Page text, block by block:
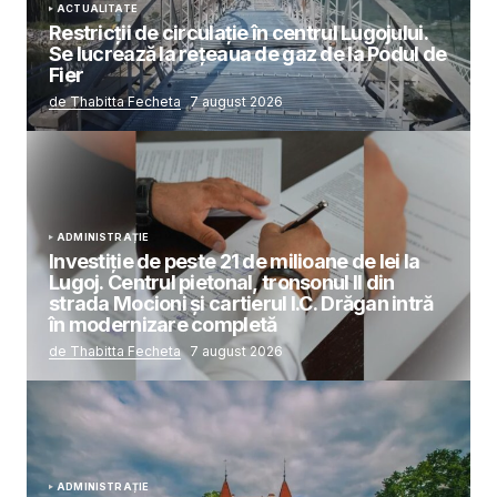
ACTUALITATE
Restricții de circulație în centrul Lugojului.
Se lucrează la rețeaua de gaz de la Podul de
Fier
de Thabitta Fecheta 7 august 2026
ADMINISTRAȚIE
Investiție de peste 21 de milioane de lei la
Lugoj. Centrul pietonal, tronsonul II din
strada Mocioni și cartierul I.C. Drăgan intră
în modernizare completă
de Thabitta Fecheta 7 august 2026
ADMINISTRAȚIE